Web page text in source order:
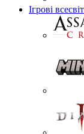
Ігрові